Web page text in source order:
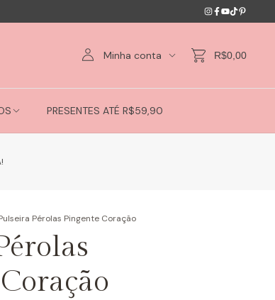
Minha conta R$0,00
PRESENTES ATÉ R$59,90
Pérolas Pingente Coração